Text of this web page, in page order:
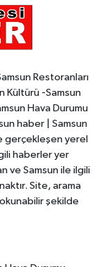
Restoranları
Kültürü -Samsun
Hava Durumu
haber | Samsun
gerçekleşen yerel
haberler yer
ve Samsun ile ilgili
Site, arama
şekilde